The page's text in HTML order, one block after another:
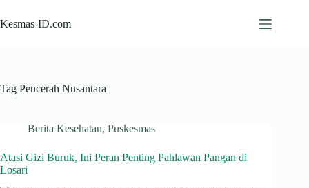
to
content
Kesmas-ID.com
Tag Pencerah Nusantara
Berita Kesehatan, Puskesmas
Atasi Gizi Buruk, Ini Peran Penting Pahlawan Pangan di
Losari